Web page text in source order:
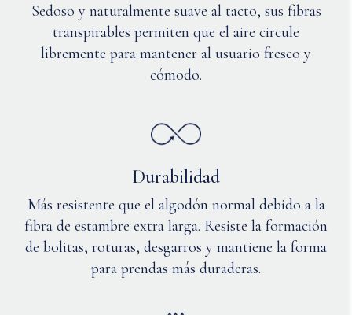
Sedoso y naturalmente suave al tacto, sus fibras
transpirables permiten que el aire circule
libremente para mantener al usuario fresco y
cómodo.
Durabilidad
Más resistente que el algodón normal debido a la
fibra de estambre extra larga. Resiste la formación
de bolitas, roturas, desgarros y mantiene la forma
para prendas más duraderas.